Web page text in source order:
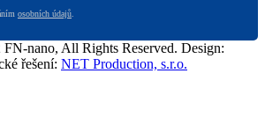
osobních údajů.
nano, All Rights Reserved. Design:
řešení: NET Production, s.r.o.